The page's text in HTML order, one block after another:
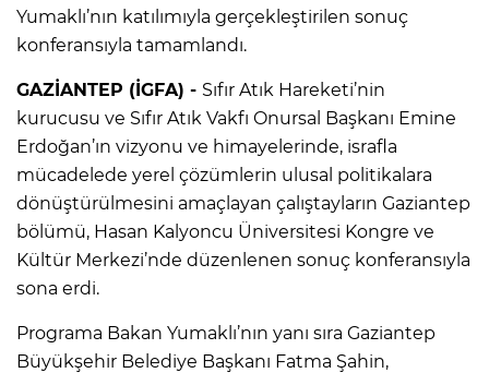
Yumaklı’nın katılımıyla gerçekleştirilen sonuç
konferansıyla tamamlandı.
GAZİANTEP (İGFA) - Sıfır Atık Hareketi’nin
kurucusu ve Sıfır Atık Vakfı Onursal Başkanı Emine
Erdoğan’ın vizyonu ve himayelerinde, israfla
mücadelede yerel çözümlerin ulusal politikalara
dönüştürülmesini amaçlayan çalıştayların Gaziantep
bölümü, Hasan Kalyoncu Üniversitesi Kongre ve
Kültür Merkezi’nde düzenlenen sonuç konferansıyla
sona erdi.
Programa Bakan Yumaklı’nın yanı sıra Gaziantep
Büyükşehir Belediye Başkanı Fatma Şahin,